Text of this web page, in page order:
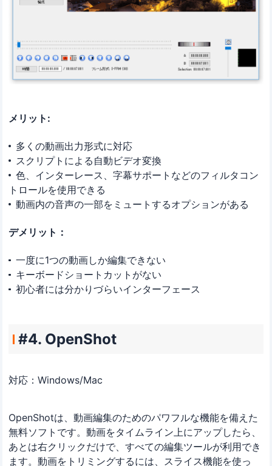
メリット:
多くの動画出力形式に対応
スクリプトによる自動ビデオ変換
色、インターレース、字幕サポートなどのフィルタコン
トロールを使用できる
動画内の音声の一部をミュートするオプションがある
デメリット：
一度に1つの動画しか編集できない
キーボードショートカットがない
初心者には分かりづらいインターフェース
#4. OpenShot
対応：Windows/Mac
OpenShotは、動画編集のためのパワフルな機能を備えた
無料ソフトです。動画をタイムライン上にアップしたら、
あとは右クリックだけで、すべての編集ツールが利用でき
ます。動画をトリミングするには、スライス機能を使っ